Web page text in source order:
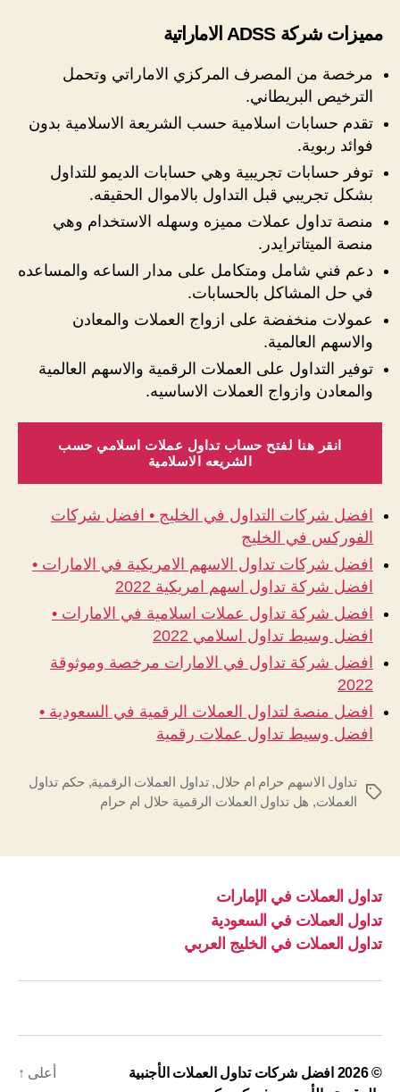
مميزات شركة ADSS الاماراتية
مرخصة من المصرف المركزي الاماراتي وتحمل
الترخيص البريطاني.
تقدم حسابات اسلامية حسب الشريعة الاسلامية بدون
فوائد ربوية.
توفر حسابات تجريبية وهي حسابات الديمو للتداول
بشكل تجريبي قبل التداول بالاموال الحقيقه.
منصة تداول عملات مميزه وسهله الاستخدام وهي
منصة الميتاترايدر.
دعم فني شامل ومتكامل على مدار الساعه والمساعده
في حل المشاكل بالحسابات.
عمولات منخفضة على ازواج العملات والمعادن
والاسهم العالمية.
توفير التداول على العملات الرقمية والاسهم العالمية
والمعادن وازواج العملات الاساسيه.
انقر هنا لفتح حساب تداول عملات اسلامي حسب
الشريعه الاسلامية
افضل شركات التداول في الخليج • افضل شركات
الفوركس في الخليج
افضل شركات تداول الاسهم الامريكية في الامارات •
افضل شركة تداول اسهم امريكية 2022
افضل شركة تداول عملات اسلامية في الامارات •
افضل وسيط تداول اسلامي 2022
افضل شركة تداول في الامارات مرخصة وموثوقة
2022
افضل منصة لتداول العملات الرقمية في السعودية •
افضل وسيط تداول عملات رقمية
الوسوم
تداول الاسهم حرام ام حلال,تداول العملات الرقمية, حكم تداول
العملات, هل تداول العملات الرقمية حلال ام حرام
تداول العملات في الإمارات
تداول العملات في السعودية
تداول العملات في الخليج العربي
© 2026
افضل شركات تداول العملات الأجنبية
أعلى ↑